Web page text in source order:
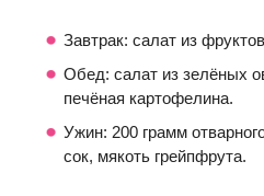
Завтрак: салат из
Обед: салат из зелёных
печёная картофелина.
Ужин: 200 грамм
сок, мякоть грейпфрута.